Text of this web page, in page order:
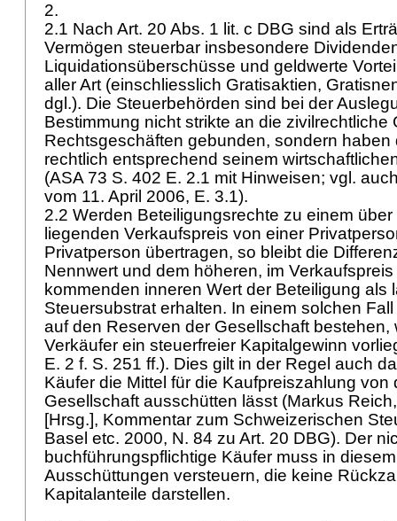
2.
2.1 Nach Art. 20 Abs. 1 lit. c DBG sind als
Vermögen steuerbar insbesondere
Liquidationsüberschüsse und geldwerte
aller Art (einschliesslich Gratisaktien,
dgl.). Die Steuerbehörden sind bei der
Bestimmung nicht strikte an die zivilrechtliche
Rechtsgeschäften gebunden, sondern haben
rechtlich entsprechend seinem
(ASA 73 S. 402 E. 2.1 mit Hinweisen; vgl.
vom 11. April 2006, E. 3.1).
2.2 Werden Beteiligungsrechte zu einem
liegenden Verkaufspreis von einer
Privatperson übertragen, so bleibt die
Nennwert und dem höheren, im
kommenden inneren Wert der Beteiligung als
Steuersubstrat erhalten. In einem solchen
auf den Reserven der Gesellschaft bestehen,
Verkäufer ein steuerfreier Kapitalgewinn
E. 2 f. S. 251 ff.). Dies gilt in der Regel auch
Käufer die Mittel für die Kaufpreiszahlung von
Gesellschaft ausschütten lässt (Markus
[Hrsg.], Kommentar zum Schweizerischen
Basel etc. 2000, N. 84 zu Art. 20 DBG). Der
buchführungspflichtige Käufer muss in
Ausschüttungen versteuern, die keine
Kapitalanteile darstellen.